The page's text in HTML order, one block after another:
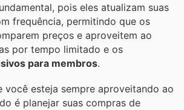
pois eles atualizam suas
frequência, permitindo que os
preços e aproveitem ao
por tempo limitado e os
para membros.
você esteja sempre aproveitando ao
é planejar suas compras de